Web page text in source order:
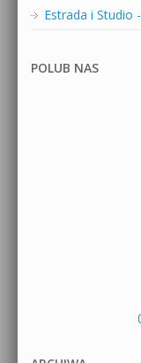
Estrada i Studio
POLUB NAS